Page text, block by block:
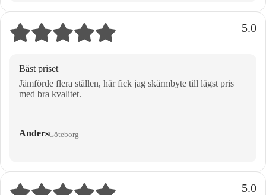
5.0
Bäst priset
Jämförde flera ställen, här fick jag skärmbyte till lägst pris
med bra kvalitet.
AndersGöteborg
5.0